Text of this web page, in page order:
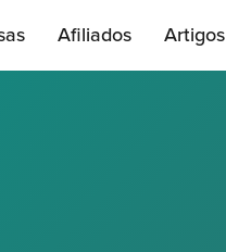
Afiliados Artigos